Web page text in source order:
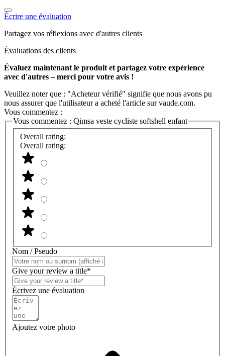
Écrire une évaluation
Partagez vos réflexions avec d'autres clients
Évaluations des clients
Évaluez maintenant le produit et partagez votre expérience
avec d'autres – merci pour votre avis !
Veuillez noter que : "Acheteur vérifié" signifie que nous avons pu
nous assurer que l'utilisateur a acheté l'article sur vaude.com.
Vous commentez :
Vous commentez : Qimsa veste cycliste softshell enfant
Overall rating:
Overall rating:
Nom / Pseudo
Give your review a title*
Écrivez une évaluation
Ajoutez votre photo